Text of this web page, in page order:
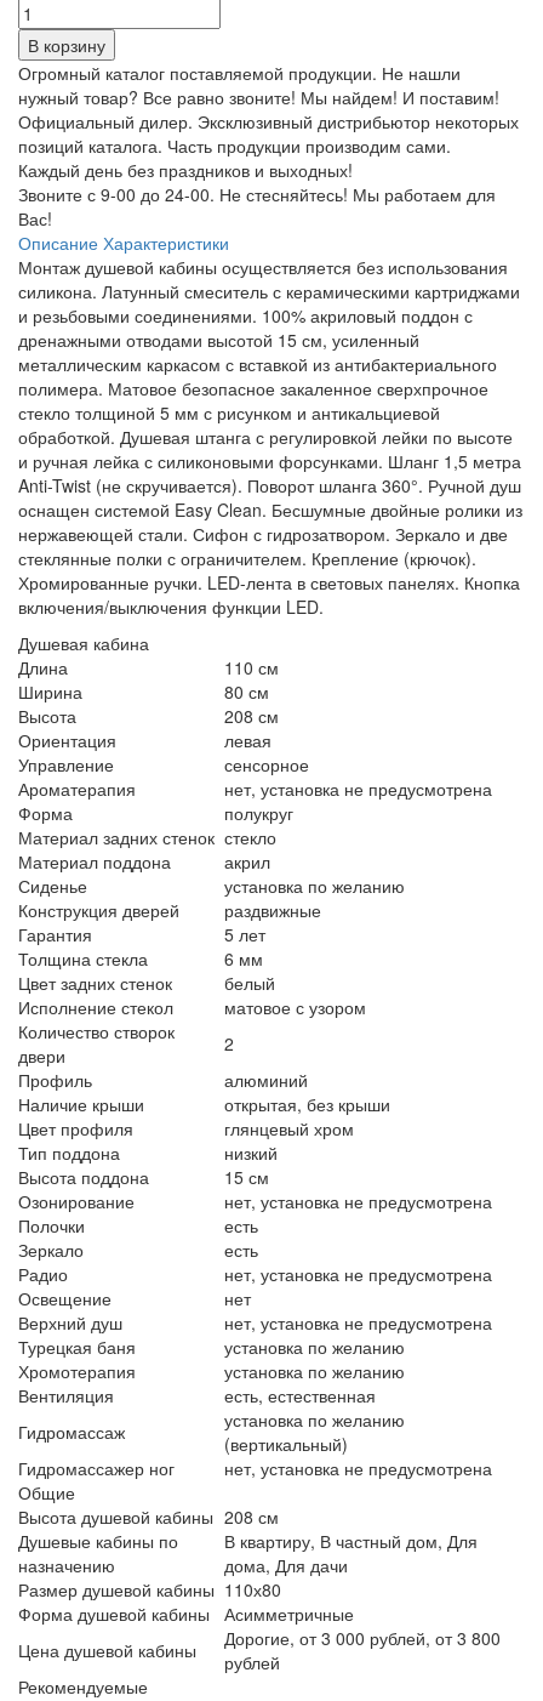
Огромный каталог поставляемой продукции. Не нашли
нужный товар? Все равно звоните! Мы найдем! И поставим!
Официальный дилер. Эксклюзивный дистрибьютор некоторых
позиций каталога. Часть продукции производим сами.
Каждый день без праздников и выходных!
Звоните с 9-00 до 24-00. Не стесняйтесь! Мы работаем для
Вас!
Описание Характеристики
Монтаж душевой кабины осуществляется без использования
силикона. Латунный смеситель с керамическими картриджами
и резьбовыми соединениями. 100% акриловый поддон с
дренажными отводами высотой 15 см, усиленный
металлическим каркасом с вставкой из антибактериального
полимера. Матовое безопасное закаленное сверхпрочное
стекло толщиной 5 мм с рисунком и антикальциевой
обработкой. Душевая штанга с регулировкой лейки по высоте
и ручная лейка с силиконовыми форсунками. Шланг 1,5 метра
Anti-Twist (не скручивается). Поворот шланга 360°. Ручной душ
оснащен системой Easy Clean. Бесшумные двойные ролики из
нержавеющей стали. Сифон с гидрозатвором. Зеркало и две
стеклянные полки с ограничителем. Крепление (крючок).
Хромированные ручки. LED-лента в световых панелях. Кнопка
включения/выключения функции LED.
Душевая кабина
Длина
110 см
Ширина
80 см
Высота
208 см
Ориентация
левая
Управление
сенсорное
Ароматерапия
нет, установка не предусмотрена
Форма
полукруг
Материал задних стенок стекло
Материал поддона
акрил
Сиденье
установка по желанию
Конструкция дверей
раздвижные
Гарантия
5 лет
Толщина стекла
6 мм
Цвет задних стенок
белый
Исполнение стекол
матовое с узором
Количество створок
двери
2
Профиль
алюминий
Наличие крыши
открытая, без крыши
Цвет профиля
глянцевый хром
Тип поддона
низкий
Высота поддона
15 см
Озонирование
нет, установка не предусмотрена
Полочки
есть
Зеркало
есть
Радио
нет, установка не предусмотрена
Освещение
нет
Верхний душ
нет, установка не предусмотрена
Турецкая баня
установка по желанию
Хромотерапия
установка по желанию
Вентиляция
есть, естественная
Гидромассаж
установка по желанию
(вертикальный)
Гидромассажер ног
нет, установка не предусмотрена
Общие
Высота душевой кабины 208 см
Душевые кабины по
назначению
В квартиру, В частный дом, Для
дома, Для дачи
Размер душевой кабины 110х80
Форма душевой кабины
Асимметричные
Цена душевой кабины
Дорогие, от 3 000 рублей, от 3 800
рублей
Рекомендуемые